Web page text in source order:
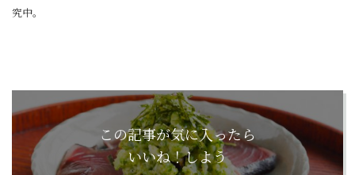
究中。
この記事が気に入ったら
いいね！しよう